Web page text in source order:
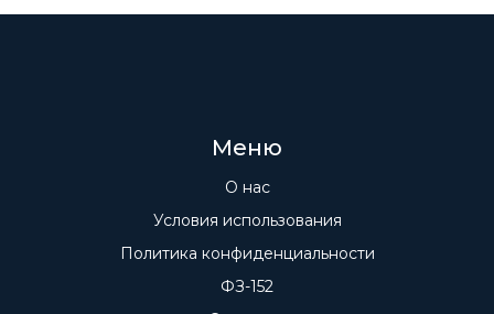
Меню
О нас
Условия использования
Политика конфиденциальности
ФЗ-152